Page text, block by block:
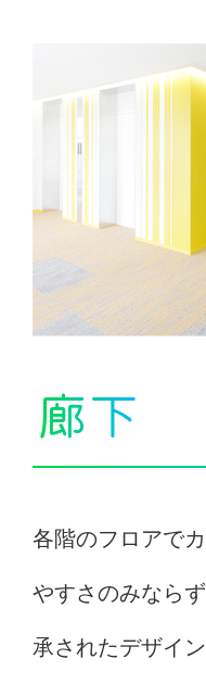
廊下
各階のフロアで
やすさのみなら
承されたデザイ